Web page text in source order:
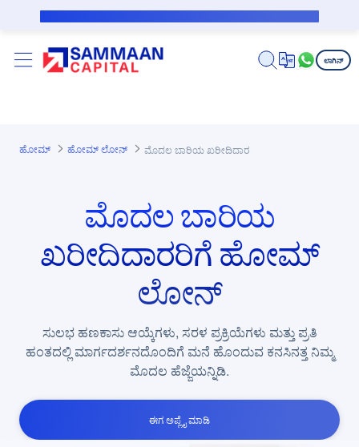
ಪ್ರಮುಖ ಕಂಟೆಂಟಿಗೆ ಸ್ಕಿಪ್ ಮಾಡಿ
ಲಾಗಿನ್
ಹೋಮ್ ಹೋಮ್ ಲೋನ್‌ ಮೊದಲ ಬಾರಿಯ ಖರೀದಿದಾರ
ಮೊದಲ ಬಾರಿಯ
ಖರೀದಿದಾರರಿಗೆ ಹೋಮ್
ಲೋನ್
ಸುಲಭ ಹಣಕಾಸು ಆಯ್ಕೆಗಳು, ಸರಳ ಪ್ರಕ್ರಿಯೆಗಳು ಮತ್ತು ಪ್ರತಿ
ಹಂತದಲ್ಲಿ ಮಾರ್ಗದರ್ಶನದೊಂದಿಗೆ ಮನೆ ಹೊಂದುವ ಕನಸಿನತ್ತ ನಿಮ್ಮ
ಮೊದಲ ಹೆಜ್ಜೆಯನ್ನಿಡಿ.
ಈಗ ಅಪ್ಲೈ ಮಾಡಿ